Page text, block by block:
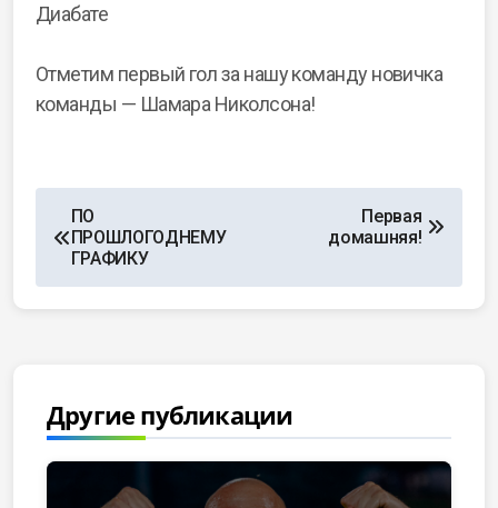
Диабате
Отметим первый гол за нашу команду новичка
команды — Шамара Николсона!
ПО
ПРОШЛОГОДНЕМУ
ГРАФИКУ
Первая
домашняя!
Другие публикации